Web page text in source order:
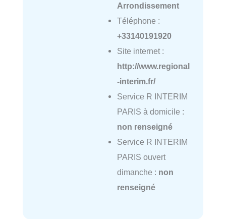
Arrondissement
Téléphone :
+33140191920
Site internet :
http://www.regional
-interim.fr/
Service R INTERIM
PARIS à domicile :
non renseigné
Service R INTERIM
PARIS ouvert
dimanche : non
renseigné